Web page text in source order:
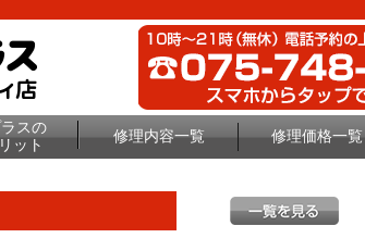
スの
ット
修理内容一覧 修理価格一覧